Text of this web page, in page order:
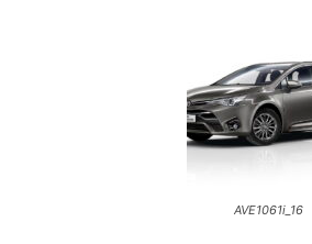
AVE1061i_16